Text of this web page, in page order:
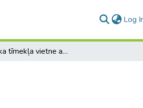
Log
Tematiska tīmekļa vietne ar lietotāju pārvaldību